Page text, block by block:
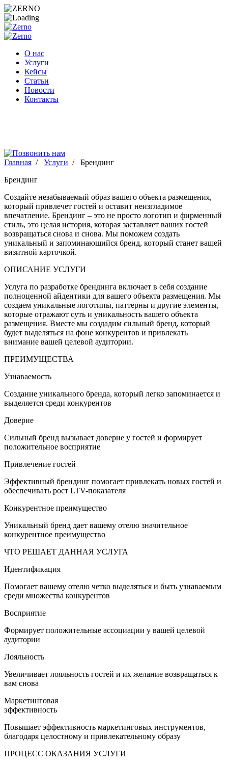
Перейти
к
О нас
Услуги
Кейсы
Статьи
Новости
Контакты
Главная / Услуги / Брендинг
Брендинг
Создайте незабываемый образ вашего объекта размещения,
который привлечет гостей и оставит неизгладимое
впечатление. Брендинг – это не просто логотип и фирменный
стиль, это целая история, которая заставляет ваших гостей
возвращаться снова и снова. Мы поможем создать
уникальный и запоминающийся бренд, который станет вашей
визитной карточкой.
ОПИСАНИЕ УСЛУГИ
Услуга по разработке брендинга включает в себя создание
полноценной айдентики для вашего объекта размещения. Мы
создаем уникальные логотипы, паттерны и другие элементы,
которые отражают суть и уникальность вашего объекта
размещения. Вместе мы создадим сильный бренд, который
будет выделяться на фоне конкурентов и привлекать
внимание вашей целевой аудитории.
ПРЕИМУЩЕСТВА
Узнаваемость
Создание уникального бренда, который легко запоминается и
выделяется среди конкурентов
Доверие
Сильный бренд вызывает доверие у гостей и формирует
положительное восприятие
Привлечение гостей
Эффективный брендинг помогает привлекать новых гостей и
обеспечивать рост LTV-показателя
Конкурентное преимущество
Уникальный бренд дает вашему отелю значительное
конкурентное преимущество
ЧТО РЕШАЕТ ДАННАЯ УСЛУГА
Идентификация
Помогает вашему отелю четко выделяться и быть узнаваемым
среди множества конкурентов
Восприятие
Формирует положительные ассоциации у вашей целевой
аудитории
Лояльность
Увеличивает лояльность гостей и их желание возвращаться к
вам снова
Маркетинговая
эффективность
Повышает эффективность маркетинговых инструментов,
благодаря целостному и привлекательному образу
ПРОЦЕСС ОКАЗАНИЯ УСЛУГИ